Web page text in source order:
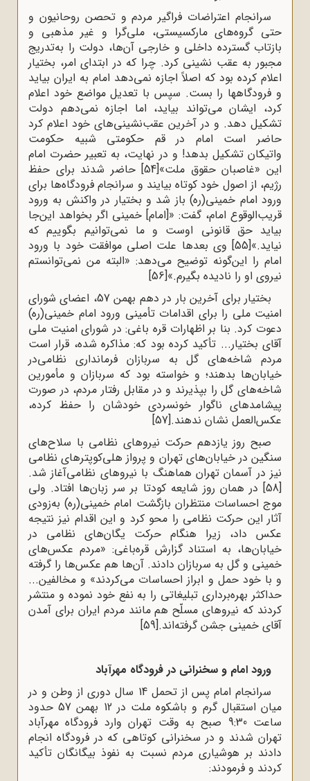
سرانجام اعتراضات فراگیر مردم و تحصن روحانیون و
حتی گروه‌ها‌ی مارکسیستی، ملی‌گرا و غیر مذهبی و
بازتاب گسترده‌ داخلی و خارجی آن‌ها، دولت را به‌تدریج
مجبور به عقب نشینی کرد. چرا که در ابتدای امر، بختیار
اعلام کرده بود که اصلاً اجازه نمی‌دهد امام به ایران بیاید
و فرودگاهها را بست. سپس با تعدیل مواضع خود اعلام
کرد، ایشان می‌تواند بیاید، اما اجازه نمی‌دهم دولت
تشکیل دهد. و در آخرین عقب‌نشینی‌های خود اعلام کرد
حاضر است امام در قم حکومتی شبیه حکومت
واتیکان تشکیل بدهد! و در نهایت، به تعبیر حضرت امام
این «غاصبان حقوق ملت»[54]
حاضر شدند برای حفظ
رژیم، از اصول خود کوتاه بیایند و سرانجام فرودگاه‌ها برای
ورود امام خمینی(ره) باز شد و بختیار در واکنش به ورود
قریب‌الوقوع امام، گفت: «[امام] خمینی اگر بخواهد این‌جا
بیاید حق قانونی اوست و ما نمی‌توانیم بگوییم که
نیاید.»[55]
وی بعدها علت اصلی موافقت خود با ورود
امام را این‌گونه توضیح می‌دهد: «البته من نمی‌توانستم
نیروی او را نادیده بگیرم.»[56]
بختیار برای آخرین بار در دهم بهمن 57، اعضای شورای
امنیت ملی را برای اقدامات تأمینی ورود امام خمینی(ره)
دعوت کرد. بنا بر اظهارات قره باغی: در شورای امنیت ملی
آقای بختیار... تأکید کرده بود که: مذاکره شده، قرار است
مردم شاخه‌های گل به سربازان فرمانداری نظامی‌در
خیابان‌ها بدهند؛ و خواسته بود که سربازان و مأمورین
شاخه‌های گل را بپذیرند و در مقابل رفتار مردم، در صورت
پیشامدهای ناگوار خونسردی خودشان را حفظ کرده،
عکس‌العمل نشان ندهند.[57]
صبح روز یازدهم حرکت نیروهای نظامی ‌با سلاح‌های
سنگین در خیابان‌های تهران و پرواز هلی‌کوپترهای نظامی
‌نیز در آسمان تهران هماهنگ با نیروهای نظامی‌آغاز شد.
[58]
در همان روز شایعه‌ کودتا بر سر زبان‌ها افتاد. ‌ولی
موج احساسات منتظران بازگشت امام خمینی(ره) به‌زودی
آثار این حرکت نظامی را محو کرد و این اقدام نیز نتیجه
عکس داد، زیرا هنگام حرکت یگان‌های نظامی ‌در
خیابان‌ها، به استناد گزارش قره‌باغی: «مردم عکس‌های
خمینی و گل به سربازان ‌دادند. آن‌ها هم عکس‌ها را گرفته
و با خود حمل و ابراز احساسات می‌کردند» و مخالفین...
حداکثر بهره‌برداری تبلیغاتی را به نفع خود نموده و منتشر
کردند که نیروهای مسلّح هم مانند مردم ایران برای آمدن
آقای خمینی جشن گرفته‌اند.[59]
ورود امام و سخنرانی در فرودگاه مهرآباد
سرانجام امام پس از تحمل 14 سال دوری از وطن و در
میان استقبال گرم و باشکوه ملت در 12 بهمن 57 حدود
ساعت 9:30 صبح به وقت تهران وارد فرودگاه مهرآباد
تهران شدند و در سخنرانی کوتاهی که در فرودگاه انجام
دادند بر هوشیاری مردم نسبت به نفوذ بیگانگان تأکید
کردند و فرمودند: